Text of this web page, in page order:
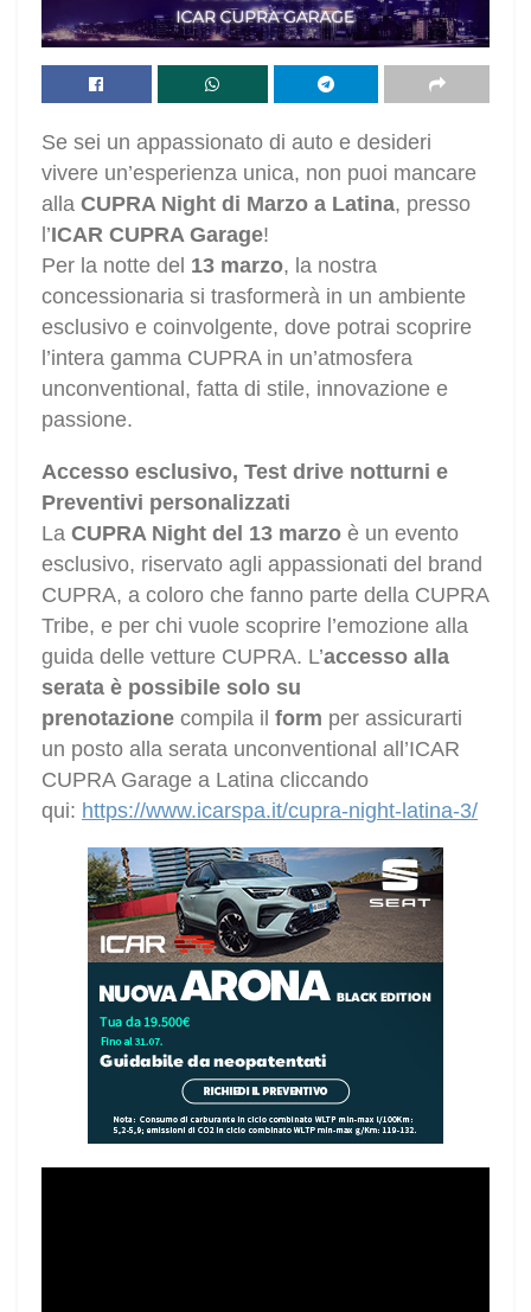
Se sei un appassionato di auto e desideri
vivere un’esperienza unica, non puoi mancare
alla CUPRA Night di Marzo a Latina, presso
l’ICAR CUPRA Garage!
Per la notte del 13 marzo, la nostra
concessionaria si trasformerà in un ambiente
esclusivo e coinvolgente, dove potrai scoprire
l’intera gamma CUPRA in un’atmosfera
unconventional, fatta di stile, innovazione e
passione.
Accesso esclusivo, Test drive notturni e
Preventivi personalizzati
La CUPRA Night del 13 marzo è un evento
esclusivo, riservato agli appassionati del brand
CUPRA, a coloro che fanno parte della CUPRA
Tribe, e per chi vuole scoprire l’emozione alla
guida delle vetture CUPRA. L’accesso alla
serata è possibile solo su
prenotazione compila il form per assicurarti
un posto alla serata unconventional all’ICAR
CUPRA Garage a Latina cliccando
qui: https://www.icarspa.it/cupra-night-latina-3/